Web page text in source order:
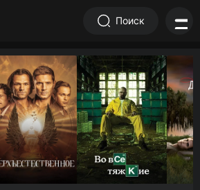
Поиск